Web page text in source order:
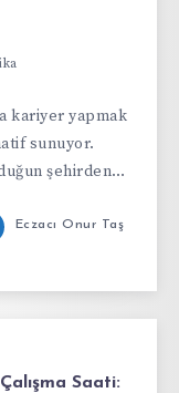
kariyer yapmak
sunuyor.
şehirden…
Eczacı Onur Taş
Saati: